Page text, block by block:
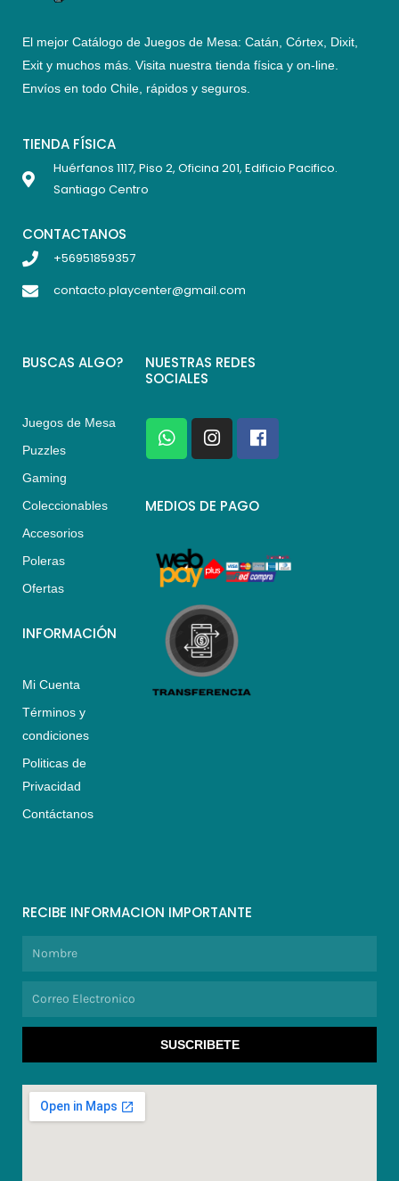
El mejor Catálogo de Juegos de Mesa: Catán, Córtex, Dixit,
Exit y muchos más. Visita nuestra tienda física y on-line.
Envíos en todo Chile, rápidos y seguros
TIENDA FÍSICA
Huérfanos 1117, Piso 2, Oficina 201, Edificio Pacifico.
Santiago Centro
CONTACTANOS
+56951859357
contacto.playcenter@gmail.com
BUSCAS ALGO?
Juegos de Mesa
Puzzles
Gaming
Coleccionables
Accesorios
Poleras
Ofertas
INFORMACIÓN
Mi Cuenta
Términos y
condiciones
Politicas de
Privacidad
Contáctanos
NUESTRAS REDES
SOCIALES
W
h
a
s
p
I
n
s
a
a
m
F
a
c
b
k
MEDIOS DE PAGO
RECIBE INFORMACION IMPORTANTE
SUSCRIBETE